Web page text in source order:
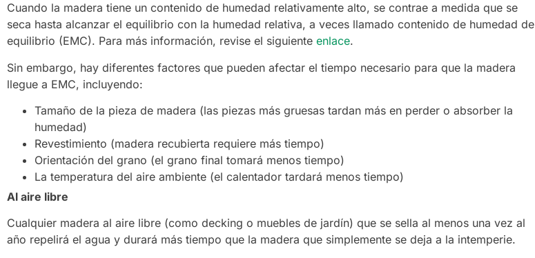
Cuando la madera tiene un contenido de humedad relativamente alto, se contrae a medida que se
seca hasta alcanzar el equilibrio con la humedad relativa, a veces llamado contenido de humedad de
equilibrio (EMC). Para más información, revise el siguiente enlace.
Sin embargo, hay diferentes factores que pueden afectar el tiempo necesario para que la madera
llegue a EMC, incluyendo:
Tamaño de la pieza de madera (las piezas más gruesas tardan más en perder o absorber la
humedad)
Revestimiento (madera recubierta requiere más tiempo)
Orientación del grano (el grano final tomará menos tiempo)
La temperatura del aire ambiente (el calentador tardará menos tiempo)
Al aire libre
Cualquier madera al aire libre (como decking o muebles de jardín) que se sella al menos una vez al
año repelirá el agua y durará más tiempo que la madera que simplemente se deja a la intemperie.